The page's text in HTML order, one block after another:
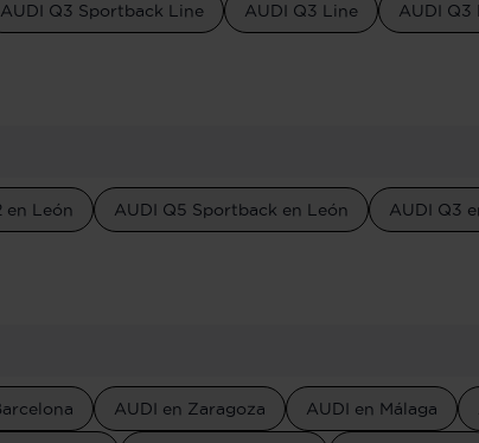
AUDI Q3 Sportback Line AUDI Q3 Line AUDI Q3
en León AUDI Q5 Sportback en León AUDI Q3
AUDI en Zaragoza AUDI en Málaga